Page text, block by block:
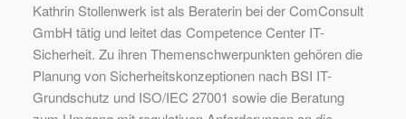
Kathrin Stollenwerk ist als Beraterin bei der ComConsult
GmbH tätig und leitet das Competence Center IT-
Sicherheit. Zu ihren Themenschwerpunkten gehören die
Planung von Sicherheitskonzeptionen nach BSI IT-
Grundschutz und ISO/IEC 27001 sowie die Beratung